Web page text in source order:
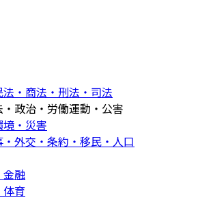
・商法・刑法・司法
政治・労働運動・公害
・災害
外交・条約・移民・人口
金融
育